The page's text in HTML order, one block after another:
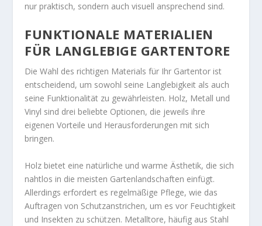
nur praktisch, sondern auch visuell ansprechend sind.
FUNKTIONALE MATERIALIEN
FÜR LANGLEBIGE GARTENTORE
Die Wahl des richtigen Materials für Ihr Gartentor ist
entscheidend, um sowohl seine Langlebigkeit als auch
seine Funktionalität zu gewährleisten. Holz, Metall und
Vinyl sind drei beliebte Optionen, die jeweils ihre
eigenen Vorteile und Herausforderungen mit sich
bringen.
Holz bietet eine natürliche und warme Ästhetik, die sich
nahtlos in die meisten Gartenlandschaften einfügt.
Allerdings erfordert es regelmäßige Pflege, wie das
Auftragen von Schutzanstrichen, um es vor Feuchtigkeit
und Insekten zu schützen. Metalltore, häufig aus Stahl